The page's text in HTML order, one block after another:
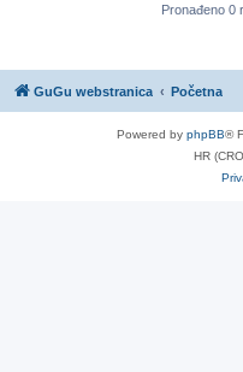
Pronađeno 0
GuGu webstranica Početna
Powered by phpBB®
HR